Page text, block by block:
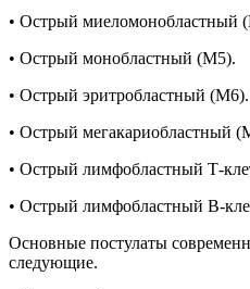
• Острый миеломонобластный
• Острый монобластный (М5).
• Острый эритробластный (М6).
• Острый мегакариобластный
• Острый лимфобластный Т-
• Острый лимфобластный В-
Основные постулаты
следующие.